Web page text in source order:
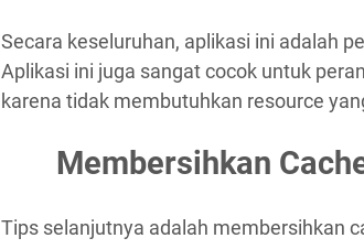
Secara keseluruhan, aplikasi ini adalah
Aplikasi ini juga sangat cocok untuk
karena tidak membutuhkan resource
Membersihkan
Tips selanjutnya adalah membersihkan